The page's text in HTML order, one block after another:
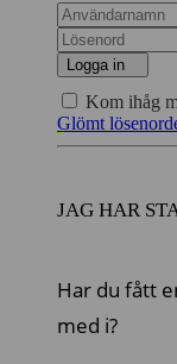
Logga in
Kom ihåg
Glömt
JAG HAR
Har du fått
med i?